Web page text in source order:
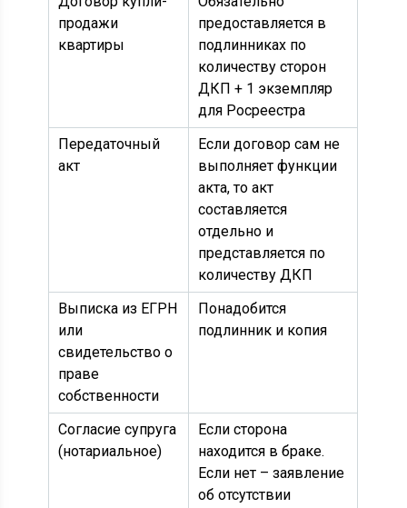
продажи
квартиры
предоставляется в
подлинниках по
количеству сторон
ДКП + 1 экземпляр
для Росреестра
Передаточный
акт
Если договор сам не
выполняет функции
акта, то акт
составляется
отдельно и
представляется по
количеству ДКП
Выписка из ЕГРН
или
свидетельство о
праве
собственности
Понадобится
подлинник и копия
Согласие супруга
(нотариальное)
Если сторона
находится в браке.
Если нет – заявление
об отсутствии